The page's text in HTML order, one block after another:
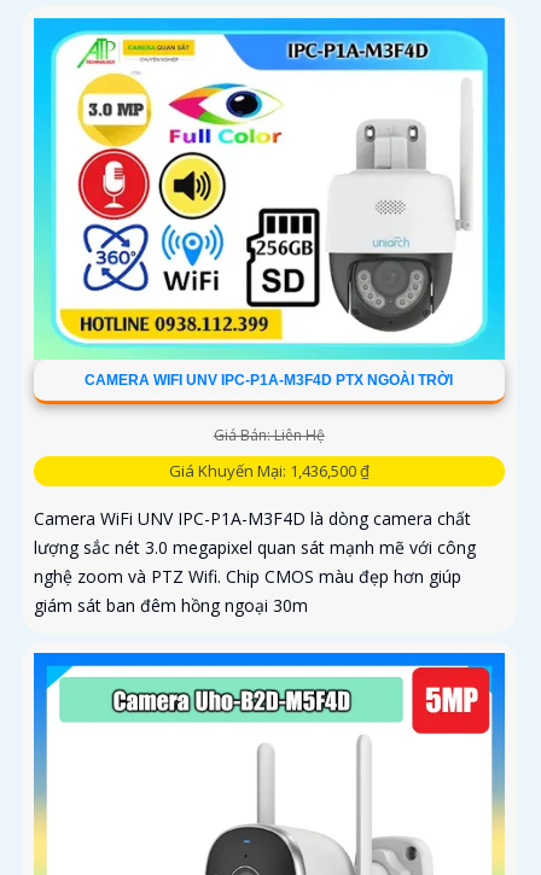
Ngoại 30m
CAMERA WIFI UNV IPC-P1A-M3F4D PTX NGOÀI TRỜI
Giá Bán: Liên Hệ
Giá Khuyến Mại: 1,436,500 ₫
Camera WiFi UNV IPC-P1A-M3F4D là dòng camera chất
lượng sắc nét 3.0 megapixel quan sát mạnh mẽ với công
nghệ zoom và PTZ Wifi. Chip CMOS màu đẹp hơn giúp
giám sát ban đêm hồng ngoại 30m